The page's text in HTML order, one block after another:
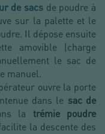
de sacs de poudre à
sur la palette et le
Il dépose ensuite
amovible (charge
le sac de
manuel.
ouvre la porte
dans le sac de
la trémie poudre
la descente des